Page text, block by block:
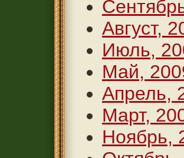
Август,
Июль,
Май,
Апрель,
Март,
Ноябрь,